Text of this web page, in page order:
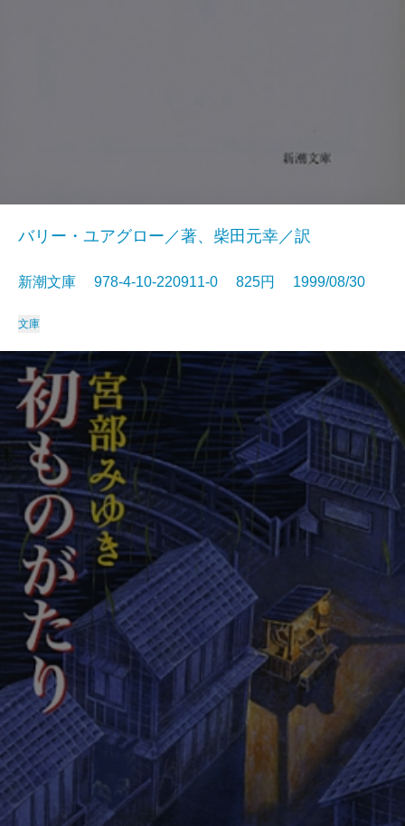
バリー・ユアグロー／著、柴田元幸／訳
新潮文庫 978-4-10-220911-0 825円 1999/08/30
文庫